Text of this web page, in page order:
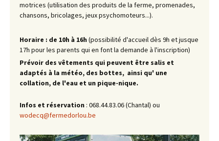
motrices (utilisation des produits de la ferme, promenades,
chansons, bricolages, jeux psychomoteurs...).
Horaire : de 10h à 16h (possibilité d'accueil dès 9h et jusque
17h pour les parents qui en font la demande à l'inscription)
Prévoir des vêtements qui peuvent être salis et
adaptés à la météo, des bottes, ainsi qu' une
collation, de l'eau et un pique-nique.
Infos et réservation : 068.44.83.06 (Chantal) ou
wodecq@fermedorlou.be